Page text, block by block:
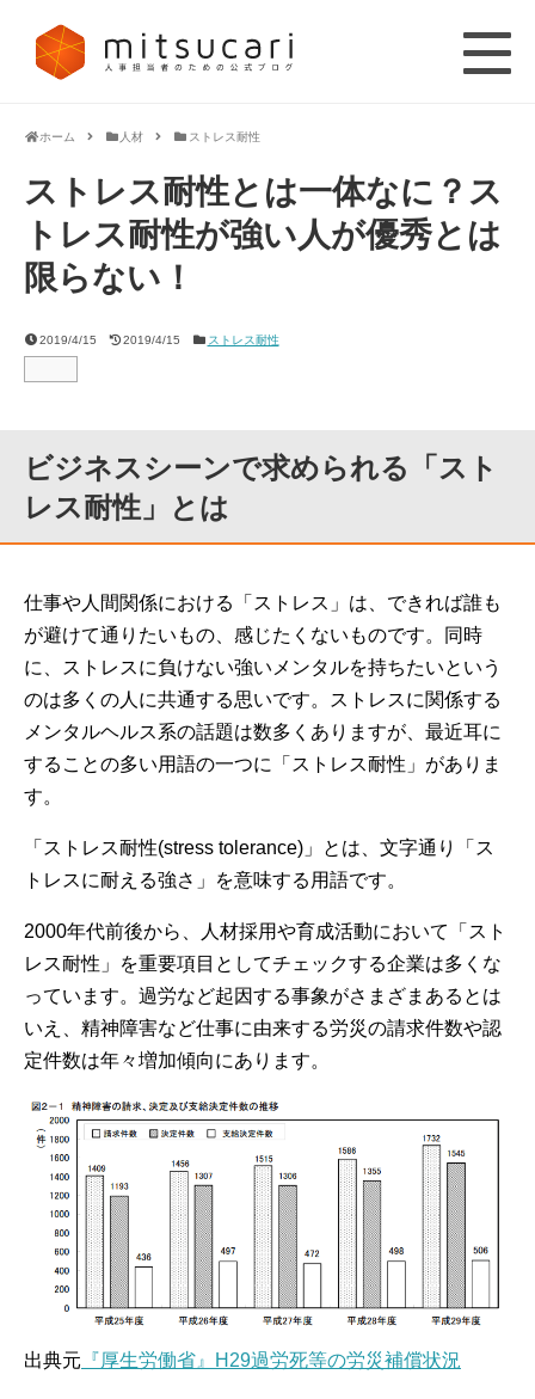
ホーム 人材 ストレス耐性
ストレス耐性とは一体なに？ス
トレス耐性が強い人が優秀とは
限らない！
2019/4/15 2019/4/15 ストレス耐性
ビジネスシーンで求められる「スト
レス耐性」とは
仕事や人間関係における「ストレス」は、できれば誰も
が避けて通りたいもの、感じたくないものです。同時
に、ストレスに負けない強いメンタルを持ちたいという
のは多くの人に共通する思いです。ストレスに関係する
メンタルヘルス系の話題は数多くありますが、最近耳に
することの多い用語の一つに「ストレス耐性」がありま
す。
「ストレス耐性(stress tolerance)」とは、文字通り「ス
トレスに耐える強さ」を意味する用語です。
2000年代前後から、人材採用や育成活動において「スト
レス耐性」を重要項目としてチェックする企業は多くな
っています。過労など起因する事象がさまざまあるとは
いえ、精神障害など仕事に由来する労災の請求件数や認
定件数は年々増加傾向にあります。
出典元 『厚生労働省』H29過労死等の労災補償状況